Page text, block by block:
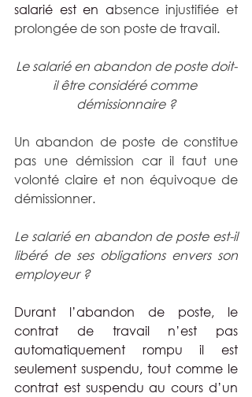
salarié est en absence injustifiée et
prolongée de son poste de travail.
Le salarié en abandon de poste doit-
il être considéré comme
démissionnaire ?
Un abandon de poste de constitue
pas une démission car il faut une
volonté claire et non équivoque de
démissionner.
Le salarié en abandon de poste est-il
libéré de ses obligations envers son
employeur ?
Durant l’abandon de poste, le
contrat de travail n’est pas
automatiquement rompu il est
seulement suspendu, tout comme le
contrat est suspendu au cours d’un